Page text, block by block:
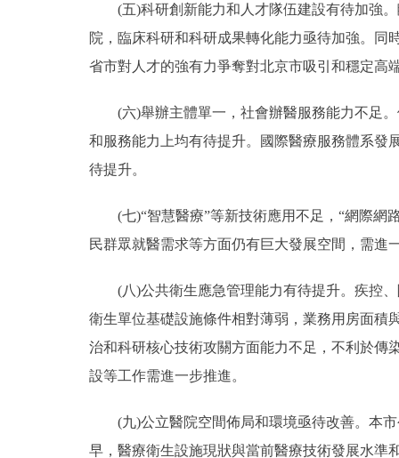
(五)科研創新能力和人才隊伍建設有待加強。
院，臨床科研和科研成果轉化能力亟待加強。
省市對人才的強有力爭奪對北京市吸引和穩定高
(六)舉辦主體單一，社會辦醫服務能力不足。
和服務能力上均有待提升。國際醫療服務體系發
待提升。
(七)“智慧醫療”等新技術應用不足，“網際網路
民群眾就醫需求等方面仍有巨大發展空間，需進
(八)公共衛生應急管理能力有待提升。疾控、
衛生單位基礎設施條件相對薄弱，業務用房面積
治和科研核心技術攻關方面能力不足，不利於傳
設等工作需進一步推進。
(九)公立醫院空間佈局和環境亟待改善。本市
早，醫療衛生設施現狀與當前醫療技術發展水準